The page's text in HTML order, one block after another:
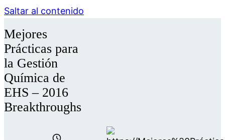
Saltar al contenido
Mejores
Prácticas para
la Gestión
Química de
EHS – 2016
Breakthroughs